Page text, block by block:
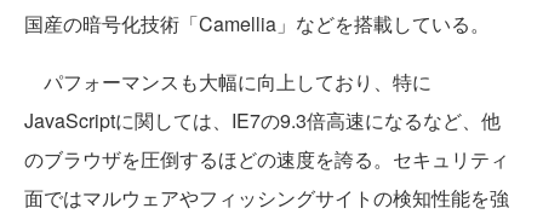
国産の暗号化技術「Camellia」などを搭載している。
パフォーマンスも大幅に向上しており、特に
JavaScriptに関しては、IE7の9.3倍高速になるなど、他
のブラウザを圧倒するほどの速度を誇る。セキュリティ
面ではマルウェアやフィッシングサイトの検知性能を強